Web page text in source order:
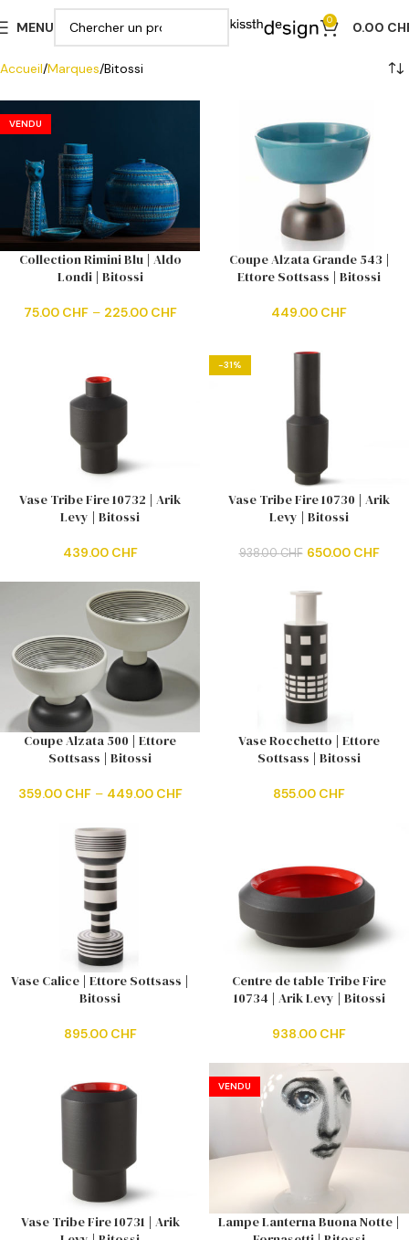
MENU 0 0.00
Accueil Marques Bitossi
VENDU
Collection Rimini Blu | Aldo
Londi | Bitossi
75.00 CHF– 225.00 CHF
Coupe Alzata Grande 543 |
Ettore Sottsass | Bitossi
449.00 CHF
Vase Tribe Fire 10732 | Arik
Levy | Bitossi
439.00 CHF
-31%
Vase Tribe Fire 10730 | Arik
Levy | Bitossi
938.00CHF 650.00 CHF
Coupe Alzata 500 | Ettore
Sottsass | Bitossi
359.00 CHF– 449.00 CHF
Vase Rocchetto | Ettore
Sottsass | Bitossi
855.00 CHF
Vase Calice | Ettore Sottsass |
Bitossi
895.00 CHF
Centre de table Tribe Fire
10734 | Arik Levy | Bitossi
938.00 CHF
Vase Tribe Fire 10731 | Arik
VENDU
Lampe Lanterna Buona Notte |